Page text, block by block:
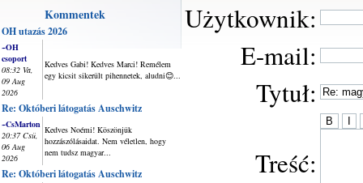
Kommentek
OH utazás 2026
~OH
csoport
08:32 Va,
09 Aug
2026
Kedves Gabi! Kedves Marci! Remélem
egy kicsit sikerült pihennetek, aludni😊...
Re: Októberi látogatás Auschwitz
~CsMarton
20:37 Csü,
06 Aug
2026
Kedves Noémi! Köszönjük
hozzászólásaidat. Nem véletlen, hogy
nem tudsz magyar...
Re: Októberi látogatás Auschwitz
Użytkownik:
E-mail:
Tytuł:
Treść: